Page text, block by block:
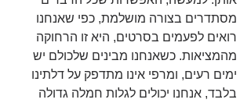
מסתדרים בצורה מושלמת, כפי שאנחנו
רואים לפעמים בסרטים, היא זו הרחוקה
מהמציאות. כשאנחנו מבינים שלכולם יש
ימים רעים, ומרפי אינו מתדפק על דלתינו
בלבד, אנחנו יכולים לגלות חמלה גדולה